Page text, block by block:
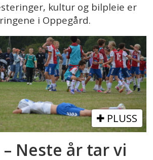
kultur og bilpleie er
i Oppegård.
PLUSS
Neste år tar vi